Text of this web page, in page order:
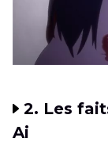
2. Les
Ai